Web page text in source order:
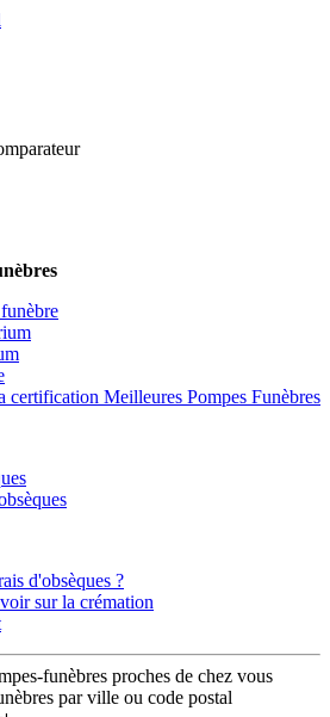
certification Meilleures Pompes Funèbres
d'obsèques ?
sur la crémation
funèbres proches de chez vous
par ville ou code postal